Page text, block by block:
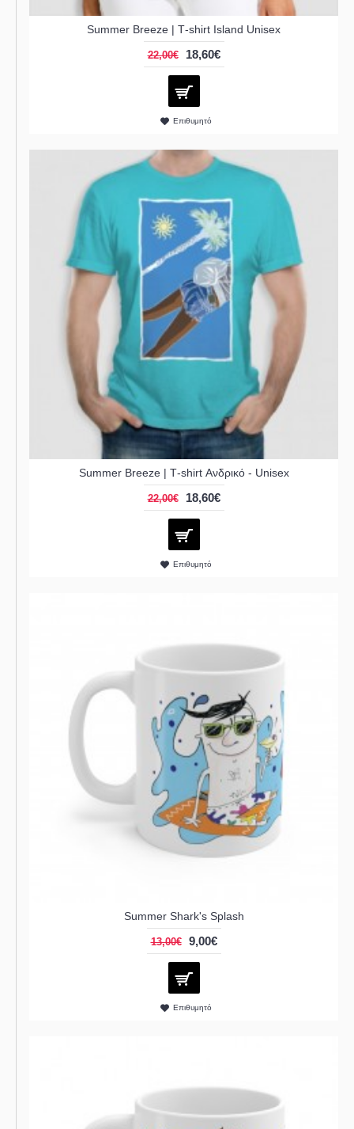
Summer Breeze | Τ-shirt Island Unisex
22,00€ 18,60€
Επιθυμητό
Summer Breeze | Τ-shirt Ανδρικό - Unisex
22,00€ 18,60€
Επιθυμητό
Summer Shark's Splash
13,00€ 9,00€
Επιθυμητό